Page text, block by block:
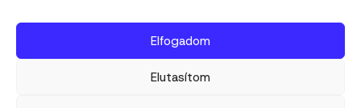
Elfogadom
Elutasítom
Kapcsolat
hello@mivagyunk.hu